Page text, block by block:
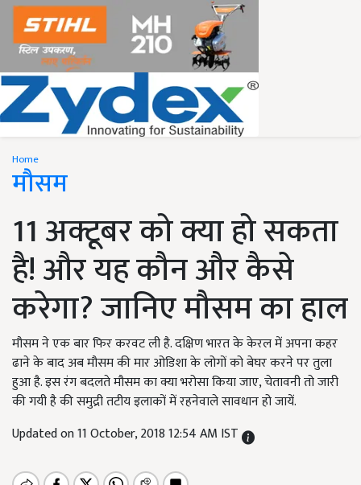
Home
मौसम
11 अक्टूबर को क्या हो सकता
है! और यह कौन और कैसे
करेगा? जानिए मौसम का हाल
मौसम ने एक बार फिर करवट ली है. दक्षिण भारत के केरल में अपना कहर
ढाने के बाद अब मौसम की मार ओडिशा के लोगों को बेघर करने पर तुला
हुआ है. इस रंग बदलते मौसम का क्या भरोसा किया जाए, चेतावनी तो जारी
की गयी है की समुद्री तटीय इलाकों में रहनेवाले सावधान हो जायें.
Updated on 11 October, 2018 12:54 AM IST